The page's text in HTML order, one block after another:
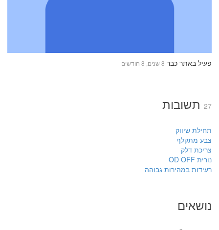
פעיל באתר כבר 8 שנים, 8 חודשים
27 תשובות
תחילת שיווק
צבע מתקלף
צריכת דלק
נורית OD OFF
רעידות במהירות גבוהה
נושאים